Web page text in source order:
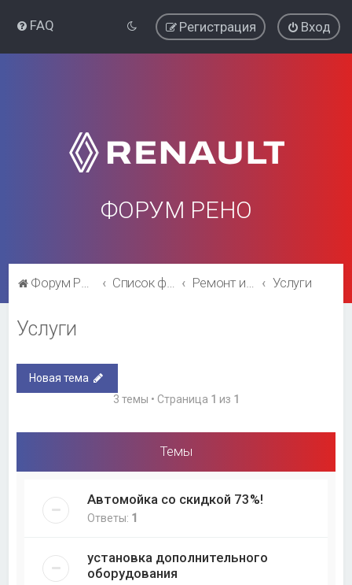
FAQ Вход
Регистрация
ФОРУМ РЕНО
Форум Рено Список форумов Ремонт и эксплуатация Услуги
Услуги
Новая тема
3 темы • Страница 1 из 1
Темы
Автомойка со скидкой 73%!
Ответы: 1
установка дополнительного
оборудования